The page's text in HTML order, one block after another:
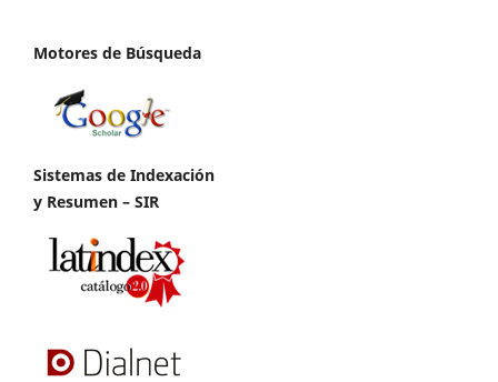
Motores de Búsqueda
Sistemas de Indexación
y Resumen – SIR